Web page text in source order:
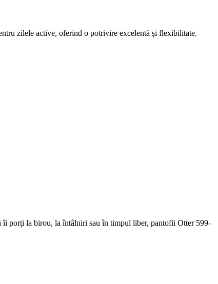
zilele active, oferind o potrivire excelentă și flexibilitate.
îi porți la birou, la întâlniri sau în timpul liber, pantofii Otter 599-